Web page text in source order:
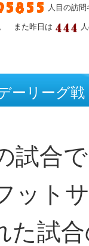
人目の訪
また昨日は
リーグ戦
試合
ット
た試